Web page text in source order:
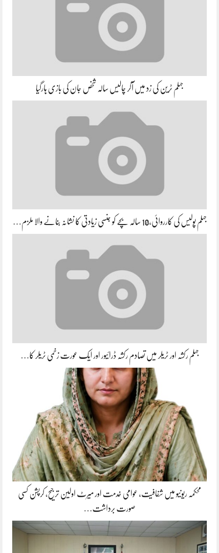
جہلم ٹرین کی زد میں آکر چالیس سالہ شخص جان کی بازی ہارگیا
جہلم پولیس کی کارروائی،10 سالہ بچے کو جنسی زیادتی کا نشانہ بنانے والا ملزم…
جہلم رکشہ اور ٹریلر میں تصادم رکشہ ڈرائیور اور ایک عورت زخمی ٹریلر کا…
محکمہ ریونیو میں شفافیت، عوامی خدمت اور میرٹ اولین ترجیح، کرپشن کسی
صورت برداشت…